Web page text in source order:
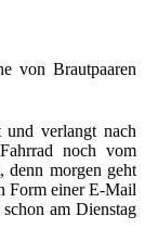
von Brautpaaren
verlangt nach
noch vom
denn morgen geht
Form einer E-Mail
am Dienstag